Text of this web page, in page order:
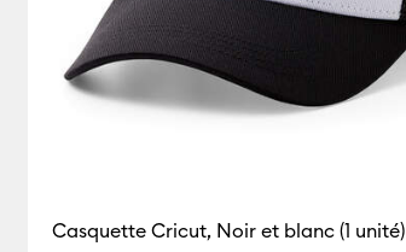
Casquette Cricut, Noir et blanc (1 unité)